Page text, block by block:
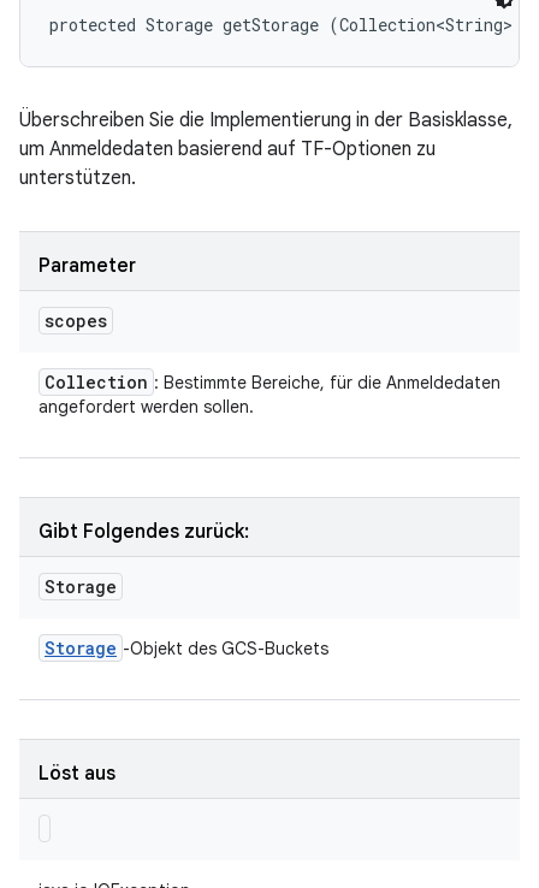
protected Storage getStorage (Collection<String>
Überschreiben Sie die Implementierung in der Basisklasse,
um Anmeldedaten basierend auf TF-Optionen zu
unterstützen.
Parameter
scopes
Collection : Bestimmte Bereiche, für die Anmeldedaten
angefordert werden sollen.
Gibt Folgendes zurück:
Storage
Storage -Objekt des GCS-Buckets
Löst aus